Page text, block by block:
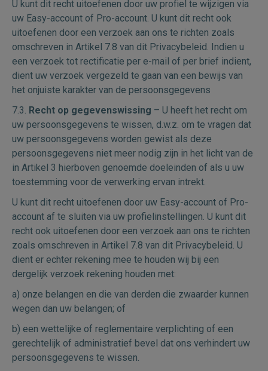
U kunt dit recht uitoefenen door uw profiel te wijzigen via
uw Easy-account of Pro-account. U kunt dit recht ook
uitoefenen door een verzoek aan ons te richten zoals
omschreven in Artikel 7.8 van dit Privacybeleid. Indien u
een verzoek tot rectificatie per e-mail of per brief indient,
dient uw verzoek vergezeld te gaan van een bewijs van
het onjuiste karakter van de persoonsgegevens
7.3. Recht op gegevenswissing – U heeft het recht om
uw persoonsgegevens te wissen, d.w.z. om te vragen dat
uw persoonsgegevens worden gewist als deze
persoonsgegevens niet meer nodig zijn in het licht van de
in Artikel 3 hierboven genoemde doeleinden of als u uw
toestemming voor de verwerking ervan intrekt.
U kunt dit recht uitoefenen door uw Easy-account of Pro-
account af te sluiten via uw profielinstellingen. U kunt dit
recht ook uitoefenen door een verzoek aan ons te richten
zoals omschreven in Artikel 7.8 van dit Privacybeleid. U
dient er echter rekening mee te houden wij bij een
dergelijk verzoek rekening houden met:
a) onze belangen en die van derden die zwaarder kunnen
wegen dan uw belangen; of
b) een wettelijke of reglementaire verplichting of een
gerechtelijk of administratief bevel dat ons verhindert uw
persoonsgegevens te wissen.